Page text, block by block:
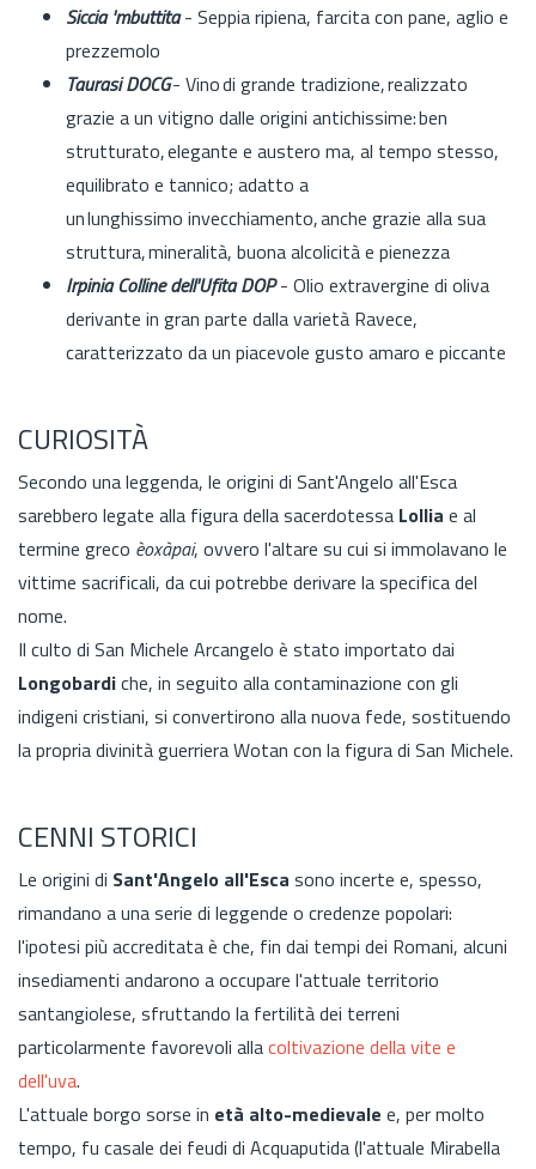
Siccia 'mbuttita- Seppia ripiena, farcita con pane, aglio e
prezzemolo
Taurasi DOCG- Vino di grande tradizione, realizzato
grazie a un vitigno dalle origini antichissime: ben
strutturato, elegante e austero ma, al tempo stesso,
equilibrato e tannico; adatto a
un lunghissimo invecchiamento, anche grazie alla sua
struttura, mineralità, buona alcolicità e pienezza
Irpinia Colline dell'Ufita DOP- Olio extravergine di oliva
derivante in gran parte dalla varietà Ravece,
caratterizzato da un piacevole gusto amaro e piccante
CURIOSITÀ
Secondo una leggenda, le origini di Sant'Angelo all'Esca
sarebbero legate alla figura della sacerdotessa Lollia e al
termine greco èoxàpai, ovvero l'altare su cui si immolavano le
vittime sacrificali, da cui potrebbe derivare la specifica del
nome.
Il culto di San Michele Arcangelo è stato importato dai
Longobardiche, in seguito alla contaminazione con gli
indigeni cristiani, si convertirono alla nuova fede, sostituendo
la propria divinità guerriera Wotan con la figura di San Michele.
CENNI STORICI
Le origini di Sant'Angelo all'Esca sono incerte e, spesso,
rimandano a una serie di leggende o credenze popolari:
l'ipotesi più accreditata è che, fin dai tempi dei Romani, alcuni
insediamenti andarono a occupare l'attuale territorio
santangiolese, sfruttando la fertilità dei terreni
particolarmente favorevoli allacoltivazione della vite e
dell'uva.
L'attuale borgo sorse in età alto-medievale e, per molto
tempo, fu casale dei feudi di Acquaputida (l'attuale Mirabella